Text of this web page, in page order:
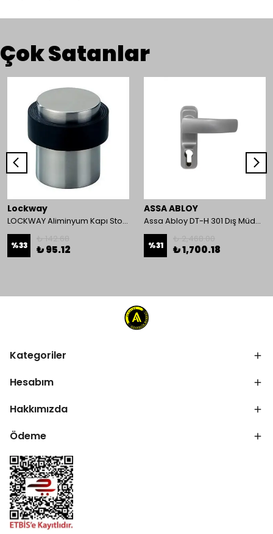
Çok Satanlar
Lockway
LOCKWAY Aliminyum Kapı Stoperi
%33 ₺ 95.12
ASSA ABLOY
Assa Abloy DT-H 301 Dış Müdahale Kolu
%31 ₺ 1,700.18
Kategoriler
Hesabım
Hakkımızda
Ödeme